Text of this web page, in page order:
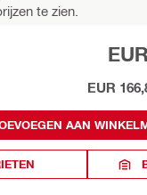
te zien.
EUR
AAN